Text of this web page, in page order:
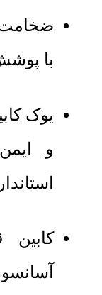
با
یوک
و
کابین